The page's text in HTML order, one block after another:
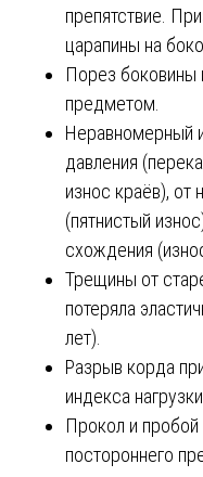
препятствие.
царапины на
Порез боковины
предметом.
Неравномерный
давления
износ краёв), от
(пятнистый
схождения
Трещины от
потеряла
лет).
Разрыв корда
индекса
Прокол и
постороннего